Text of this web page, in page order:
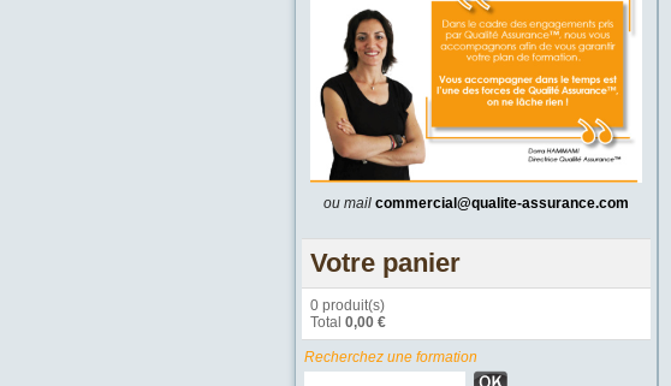
ou mail commercial@qualite-assurance.com
Votre panier
0 produit(s)
Total 0,00 €
Recherchez une formation